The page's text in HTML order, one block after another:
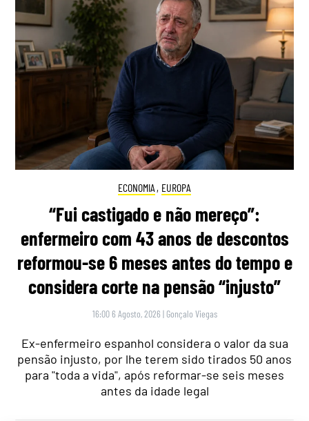
ECONOMIA , EUROPA
“Fui castigado e não mereço”:
enfermeiro com 43 anos de descontos
reformou-se 6 meses antes do tempo e
considera corte na pensão “injusto”
16:00 6 Agosto, 2026 | Gonçalo Viegas
Ex-enfermeiro espanhol considera o valor da sua
pensão injusto, por lhe terem sido tirados 50 anos
para "toda a vida", após reformar-se seis meses
antes da idade legal